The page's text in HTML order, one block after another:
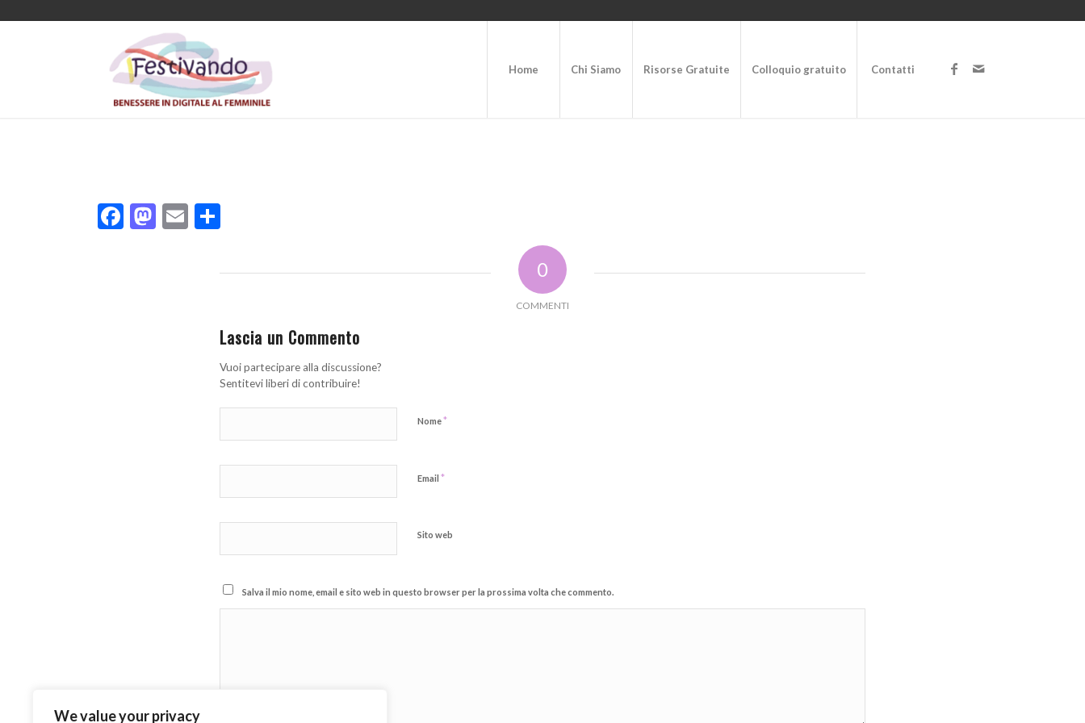
We value your privacy
Home Chi Siamo Risorse Gratuite Colloquio gratuito Contatti
Facebook
Mastodon
Email
0
COMMENTI
Lascia un Commento
Vuoi partecipare alla discussione?
Sentitevi liberi di contribuire!
Nome*
Email *
Sito web
Salva il mio nome, email e sito web in questo browser per la prossima volta che commento.